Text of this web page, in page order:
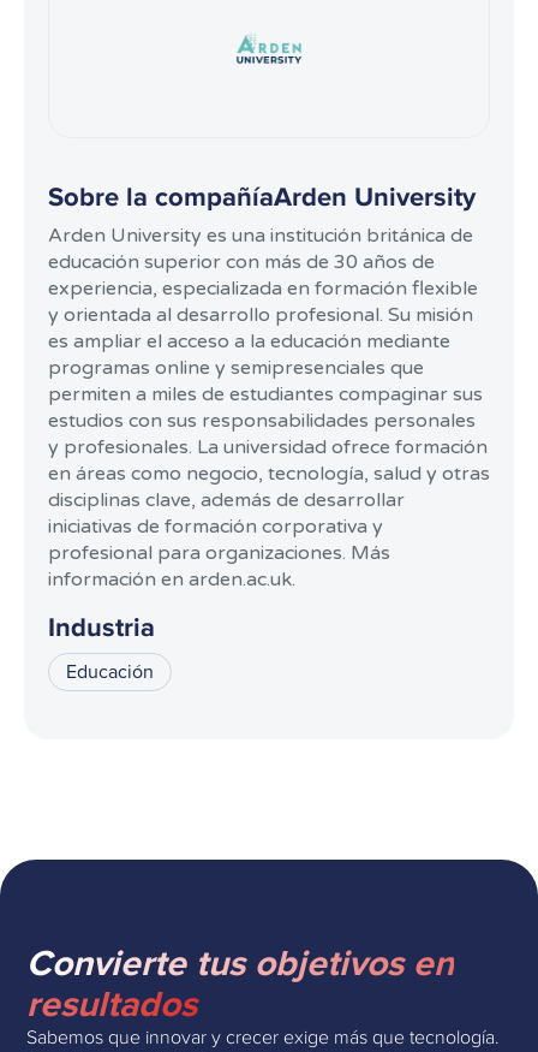
Sobre la compañíaArden University
Arden University es una institución británica de
educación superior con más de 30 años de
experiencia, especializada en formación flexible
y orientada al desarrollo profesional. Su misión
es ampliar el acceso a la educación mediante
programas online y semipresenciales que
permiten a miles de estudiantes compaginar sus
estudios con sus responsabilidades personales
y profesionales. La universidad ofrece formación
en áreas como negocio, tecnología, salud y otras
disciplinas clave, además de desarrollar
iniciativas de formación corporativa y
profesional para organizaciones. Más
información en arden.ac.uk.
Industria
Educación
Convierte tus objetivos en
resultados
Sabemos que innovar y crecer exige más que tecnología.